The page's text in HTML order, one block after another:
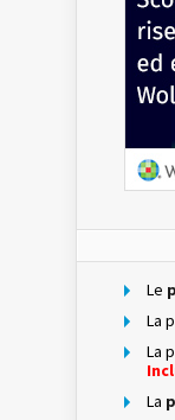
Le
La
La
La